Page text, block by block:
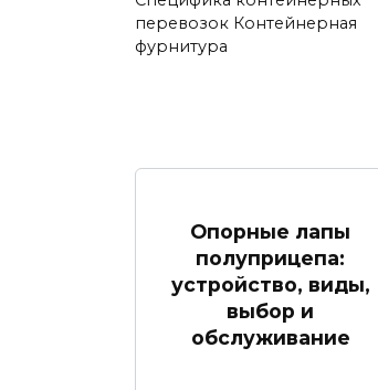
перевозок Контейнерная
фурнитура
Опорные лапы
полуприцепа:
устройство, виды,
выбор и
обслуживание